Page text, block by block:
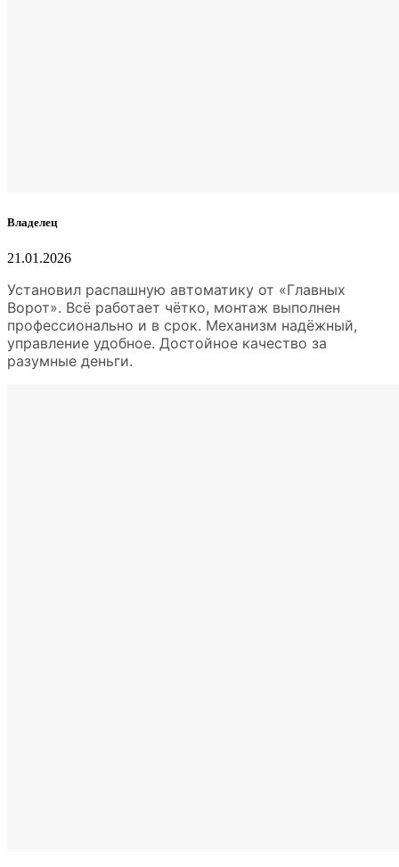
Владелец
21.01.2026
Установил распашную автоматику от «Главных
Ворот». Всё работает чётко, монтаж выполнен
профессионально и в срок. Механизм надёжный,
управление удобное. Достойное качество за
разумные деньги.